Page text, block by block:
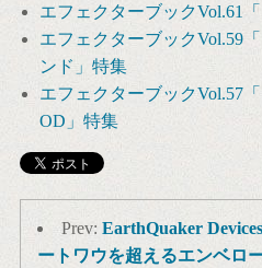
エフェクターブックVol.61
エフェクターブックVol.59
ンド」特集
エフェクターブックVol.57
OD」特集
Prev: EarthQuaker
ートワウを超えるエンベロ